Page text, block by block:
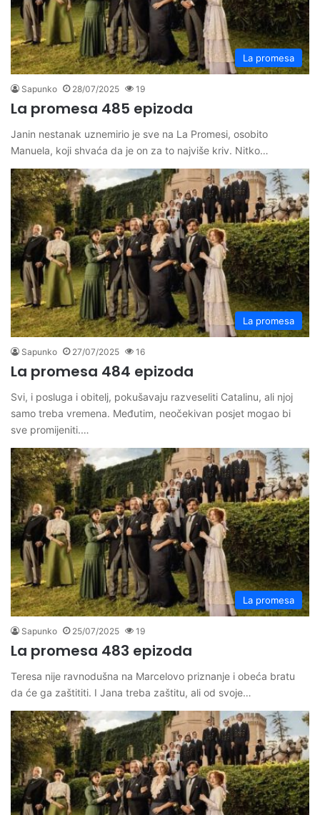
La promesa
Sapunko 28/07/2025 19
La promesa 485 epizoda
Janin nestanak uznemirio je sve na La Promesi, osobito
Manuela, koji shvaća da je on za to najviše kriv. Nitko…
La promesa
Sapunko 27/07/2025 16
La promesa 484 epizoda
Svi, i posluga i obitelj, pokušavaju razveseliti Catalinu, ali njoj
samo treba vremena. Međutim, neočekivan posjet mogao bi
sve promijeniti.…
La promesa
Sapunko 25/07/2025 19
La promesa 483 epizoda
Teresa nije ravnodušna na Marcelovo priznanje i obeća bratu
da će ga zaštititi. I Jana treba zaštitu, ali od svoje…